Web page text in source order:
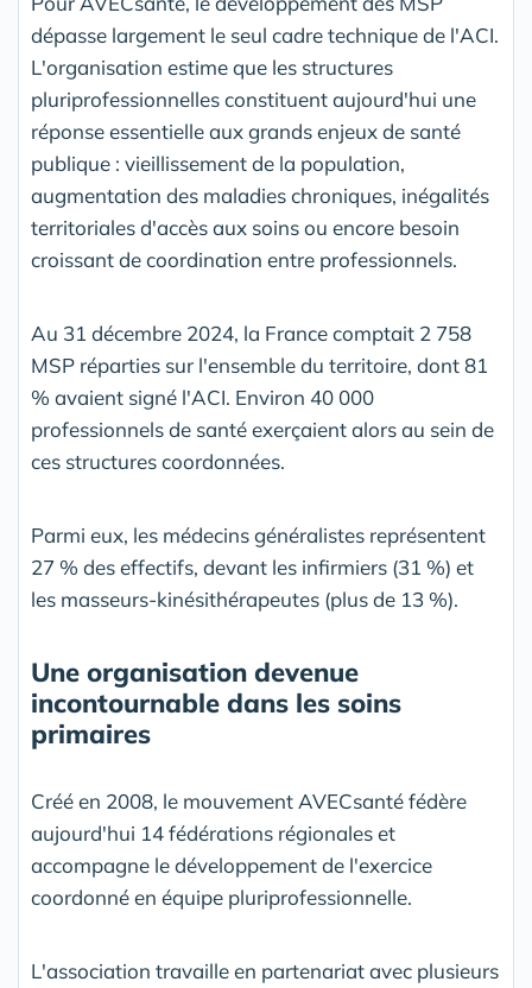
dépasse largement le seul cadre technique de l'ACI.
L'organisation estime que les structures
pluriprofessionnelles constituent aujourd'hui une
réponse essentielle aux grands enjeux de santé
publique : vieillissement de la population,
augmentation des maladies chroniques, inégalités
territoriales d'accès aux soins ou encore besoin
croissant de coordination entre professionnels.
Au 31 décembre 2024, la France comptait 2 758
MSP réparties sur l'ensemble du territoire, dont 81
% avaient signé l'ACI. Environ 40 000
professionnels de santé exerçaient alors au sein de
ces structures coordonnées.
Parmi eux, les médecins généralistes représentent
27 % des effectifs, devant les infirmiers (31 %) et
les masseurs-kinésithérapeutes (plus de 13 %).
Une organisation devenue
incontournable dans les soins
primaires
Créé en 2008, le mouvement AVECsanté fédère
aujourd'hui 14 fédérations régionales et
accompagne le développement de l'exercice
coordonné en équipe pluriprofessionnelle.
L'association travaille en partenariat avec plusieurs